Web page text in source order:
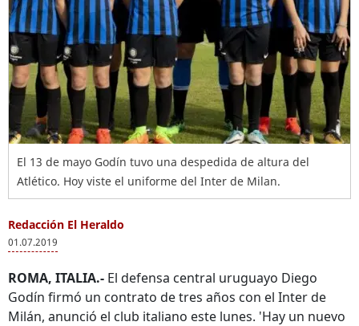
El 13 de mayo Godín tuvo una despedida de altura del
Atlético. Hoy viste el uniforme del Inter de Milan.
Redacción El Heraldo
01.07.2019
ROMA, ITALIA.- El defensa central uruguayo Diego
Godín firmó un contrato de tres años con el Inter de
Milán, anunció el club italiano este lunes. 'Hay un nuevo